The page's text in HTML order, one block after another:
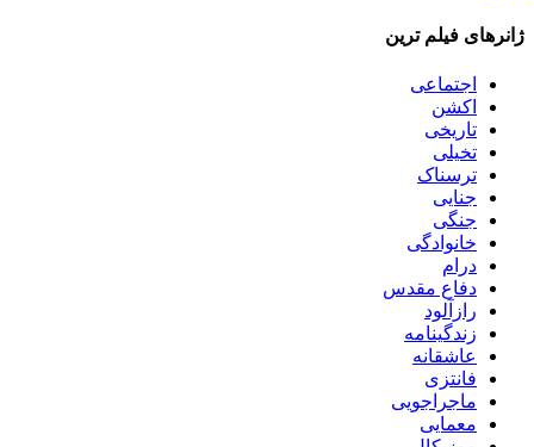
ژانرهای فیلم ترین
اجتماعی
اکشن
تاریخی
تخیلی
ترسناک
جنایی
جنگی
خانوادگی
درام
دفاع مقدس
رازآلود
زندگینامه
عاشقانه
فانتزی
ماجراجویی
معمایی